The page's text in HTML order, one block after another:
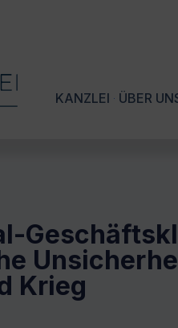
KANZLEI ÜBER
Krieg